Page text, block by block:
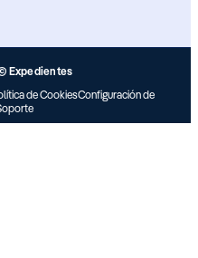
Expedientes
de CookiesConfiguración de